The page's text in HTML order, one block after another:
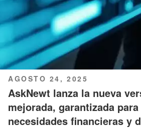
PUBLICADO
EL
AGOSTO 24, 2025
AskNewt lanza la nueva
mejorada, garantizada
necesidades financieras y